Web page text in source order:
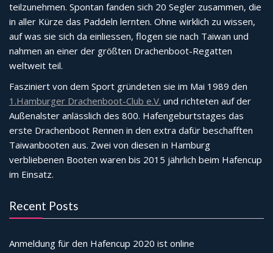
teilzunehmen. Spontan fanden sich 20 Segler zusammen, die
in aller Kürze das Paddeln lernten. Ohne wirklich zu wissen,
auf was sie sich da einliessen, flogen sie nach Taiwan und
nahmen an einer der größten Drachenboot-Regatten
weltweit teil.
Fasziniert von dem Sport gründeten sie im Mai 1989 den
1.Hamburger Drachenboot-Club e.V. und richteten auf der
Außenalster anlässlich des 800. Hafengeburtstages das
erste Drachenboot Rennen in den extra dafür beschafften
Taiwanbooten aus. Zwei von diesen in Hamburg
verbliebenen Booten waren bis 2015 jährlich beim Hafencup
im Einsatz.
Recent Posts
Anmeldung für den Hafencup 2020 ist online